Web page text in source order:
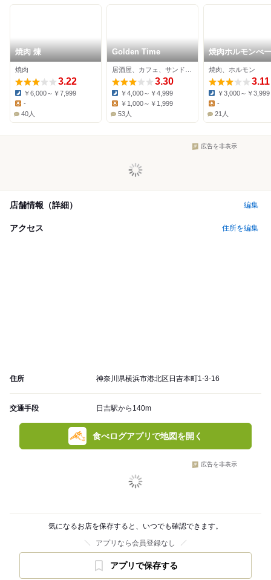
焼肉 煉
焼肉
3.22
Dinner:
￥6,000～￥7,999
Lunch:
-
40人
Golden Time
3.30
Dinner:
￥4,000～￥4,999
Lunch:
￥1,000～￥1,999
53人
焼肉ホルモンべ
日吉店
焼肉、ホルモン
3.11
Dinner:
￥3,000～￥3,999
Lunch:
-
21人
広告を非表示
店舗情報（詳細） 編集
アクセス 住所を編集
住所 神奈川県横浜市港北区日吉本町1-3-16
交通手段 日吉駅から140m
食べログアプリで地図を開く
広告を非表示
気になるお店を保存すると、いつでも確認できます。
アプリなら会員登録なし
アプリで保存する